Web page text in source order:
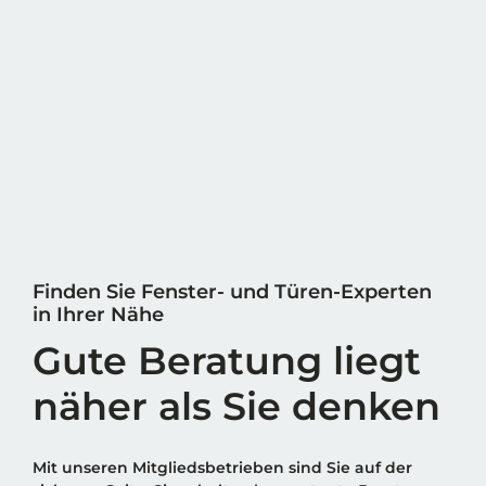
Finden Sie Fenster- und Türen-Experten
in Ihrer Nähe
Gute Beratung liegt
näher als Sie denken
Mit unseren Mitgliedsbetrieben sind Sie auf der